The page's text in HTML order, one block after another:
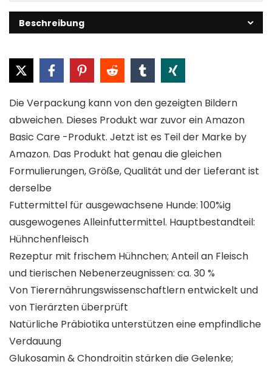
Beschreibung
Die Verpackung kann von den gezeigten Bildern
abweichen. Dieses Produkt war zuvor ein Amazon
Basic Care -Produkt. Jetzt ist es Teil der Marke by
Amazon. Das Produkt hat genau die gleichen
Formulierungen, Größe, Qualität und der Lieferant ist
derselbe
Futtermittel für ausgewachsene Hunde: 100%ig
ausgewogenes Alleinfuttermittel. Hauptbestandteil:
Hühnchenfleisch
Rezeptur mit frischem Hühnchen; Anteil an Fleisch
und tierischen Nebenerzeugnissen: ca. 30 %
Von Tierernährungswissenschaftlern entwickelt und
von Tierärzten überprüft
Natürliche Präbiotika unterstützen eine empfindliche
Verdauung
Glukosamin & Chondroitin stärken die Gelenke;